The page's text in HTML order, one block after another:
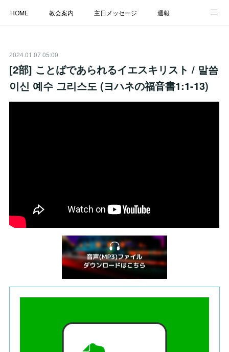
HOME 教会案内 主日メッセージ 週報
LINK
2024.01.07 05:00
[2部] ことばであられるイエスキリスト / 말씀
이신 예수 그리스도 (ヨハネの福音書1:1-13)